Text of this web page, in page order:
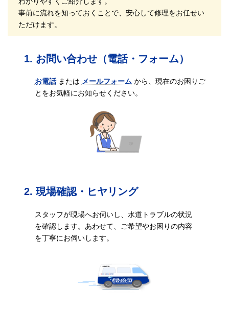
事前に流れを知っておくことで、安心して修理をお任せい
ただけます。
1. お問い合わせ（電話・フォーム）
お電話または メールフォームから、現在のお困りご
とをお気軽にお知らせください。
2. 現場確認・ヒヤリング
スタッフが現場へお伺いし、水道トラブルの状況
を確認します。あわせて、ご希望やお困りの内容
を丁寧にお伺いします。